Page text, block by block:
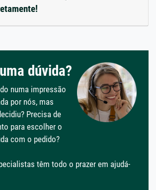
dúvida?
numa impressão
por nós, mas
Precisa de
para escolher o
com o pedido?
têm todo o prazer em ajudá-